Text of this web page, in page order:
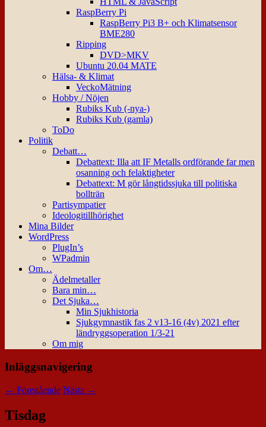
RaspBerry Pi
RaspBerry Pi3 B+ och Klimatsensor
BME280
Ripping
DVD>MKV
Ubuntu 20.04 MATE
Hälsa- & Klimat
VeckoMätning
Hobby / Nöjen
Rubiks Kub (-nya-)
Rubiks Kub (gamla)
ToDo
Politik
Debatt…
Debattext: Illa att IF Metalls ordförande far men
osanning och felaktigheter
Debattext: M gör långtidssjuka till politiska
bollträn
Partisympatier
Ideologitillhörighet
Mina Bilder
WordPress
PlugIn’s
WPadmin
Om…
Ädelmetaller
Bara min…
Det Sjuka…
Min Sjukhistoria
Sjukgymnastik fas 2 v13-16 (4v) 2021 efter
ländryggsoperation 1/3-21
Om mig
Inläggsnavigering
← Föregående Nästa →
Tisdag